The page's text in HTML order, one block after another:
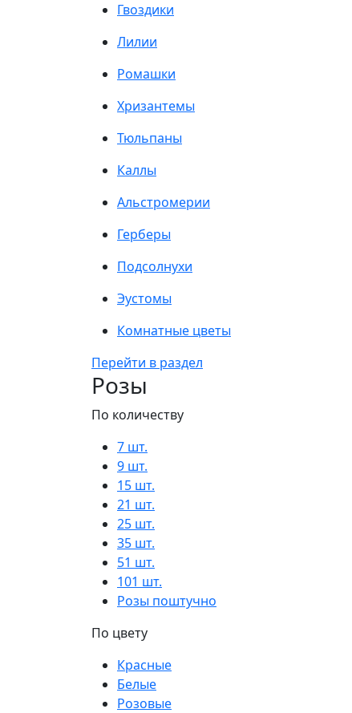
Гвоздики
Лилии
Ромашки
Хризантемы
Тюльпаны
Каллы
Альстромерии
Герберы
Подсолнухи
Эустомы
Комнатные цветы
Перейти в раздел
Розы
По количеству
7 шт.
9 шт.
15 шт.
21 шт.
25 шт.
35 шт.
51 шт.
101 шт.
Розы поштучно
По цвету
Красные
Белые
Розовые